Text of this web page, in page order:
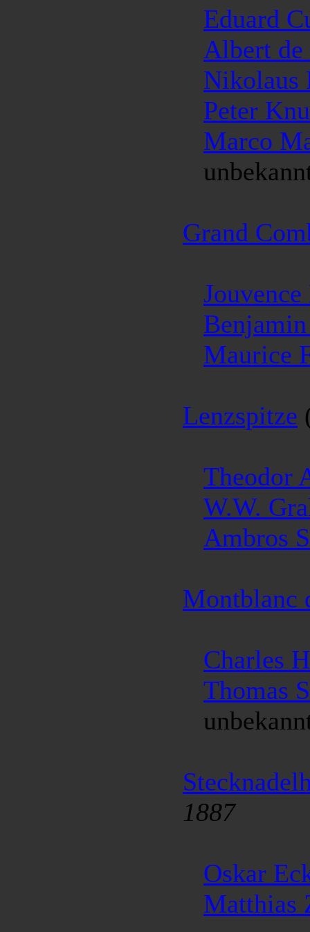
Eduard
Albert
Nikolaus
Peter
Marco
Grand
Maurice
Lenzspitze
Theodor
W.W.
Ambros
Montblanc
Charles
Thomas
1887
Oskar
Matthias